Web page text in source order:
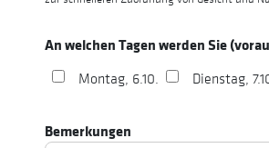
An welchen Tagen werden Sie
Montag, 6.10. Dienstag,
Bemerkungen